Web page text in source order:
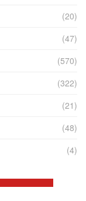
(20)
(47)
(570)
(322)
(21)
(48)
(4)